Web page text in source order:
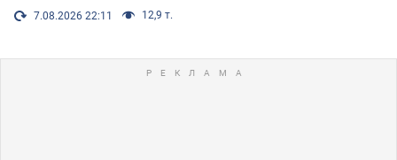
7.08.2026 22:11 12,9 т.